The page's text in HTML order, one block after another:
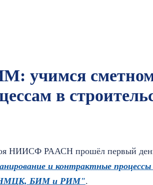
в
НИИСФ РААСН прошёл первый
и контрактные процессы
НМЦК, БИМ и РИМ".